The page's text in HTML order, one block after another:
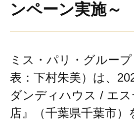
ンペーン実施～
ミス・パリ・グルー
表：下村朱美）は、
ダンディハウス / エ
店』（千葉県千葉市